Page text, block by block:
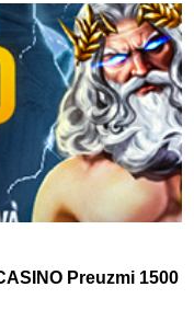
Preuzmi 1500